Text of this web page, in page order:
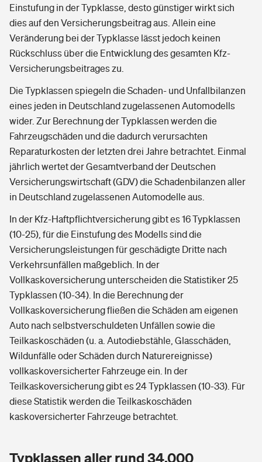
Einstufung in der Typklasse, desto günstiger wirkt sich
dies auf den Versicherungsbeitrag aus. Allein eine
Veränderung bei der Typklasse lässt jedoch keinen
Rückschluss über die Entwicklung des gesamten Kfz-
Versicherungsbeitrages zu.
Die Typklassen spiegeln die Schaden- und Unfallbilanzen
eines jeden in Deutschland zugelassenen Automodells
wider. Zur Berechnung der Typklassen werden die
Fahrzeugschäden und die dadurch verursachten
Reparaturkosten der letzten drei Jahre betrachtet. Einmal
jährlich wertet der Gesamtverband der Deutschen
Versicherungswirtschaft (GDV) die Schadenbilanzen aller
in Deutschland zugelassenen Automodelle aus.
In der Kfz-Haftpflichtversicherung gibt es 16 Typklassen
(10-25), für die Einstufung des Modells sind die
Versicherungsleistungen für geschädigte Dritte nach
Verkehrsunfällen maßgeblich. In der
Vollkaskoversicherung unterscheiden die Statistiker 25
Typklassen (10-34). In die Berechnung der
Vollkaskoversicherung fließen die Schäden am eigenen
Auto nach selbstverschuldeten Unfällen sowie die
Teilkaskoschäden (u. a. Autodiebstähle, Glasschäden,
Wildunfälle oder Schäden durch Naturereignisse)
vollkaskoversicherter Fahrzeuge ein. In der
Teilkaskoversicherung gibt es 24 Typklassen (10-33). Für
diese Statistik werden die Teilkaskoschäden
kaskoversicherter Fahrzeuge betrachtet.
Typklassen aller rund 34.000